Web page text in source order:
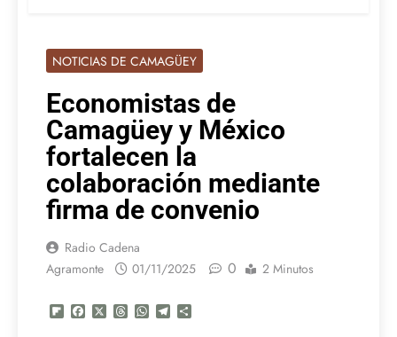
NOTICIAS DE CAMAGÜEY
Economistas de
Camagüey y México
fortalecen la
colaboración mediante
firma de convenio
Radio Cadena
Agramonte
01/11/2025 0 2 Minutos
Flipboard
FacebookThreadsWhatsApp
Telegram